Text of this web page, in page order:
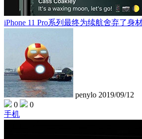
iPhone 11 Pro系列最终为续航舍弃了身
penylo 2019/09/12
0
0
手机